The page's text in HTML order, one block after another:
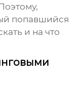
попавшийся
и на что